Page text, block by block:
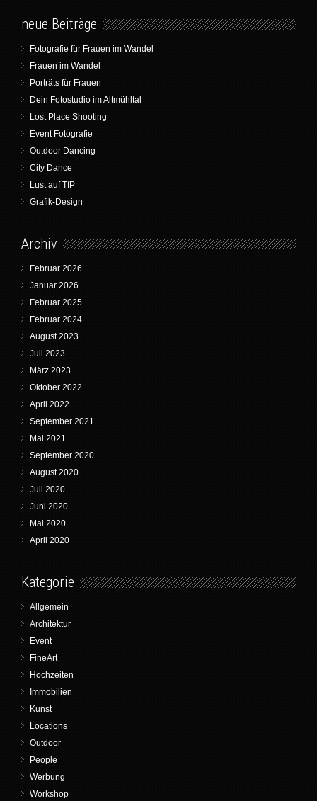
neue Beiträge
Fotografie für Frauen im Wandel
Frauen im Wandel
Porträts für Frauen
Dein Fotostudio im Altmühltal
Lost Place Shooting
Event Fotografie
Outdoor Dancing
City Dance
Lust auf TfP
Grafik-Design
Archiv
Februar 2026
Januar 2026
Februar 2025
Februar 2024
August 2023
Juli 2023
März 2023
Oktober 2022
April 2022
September 2021
Mai 2021
September 2020
August 2020
Juli 2020
Juni 2020
Mai 2020
April 2020
Kategorie
Allgemein
Architektur
Event
FineArt
Hochzeiten
Immobilien
Kunst
Locations
Outdoor
People
Werbung
Workshop